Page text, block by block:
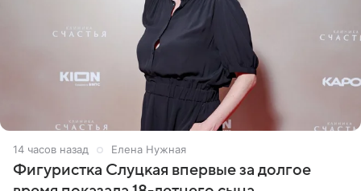
14 часов назад Елена Нужная
Фигуристка Слуцкая впервые за долгое